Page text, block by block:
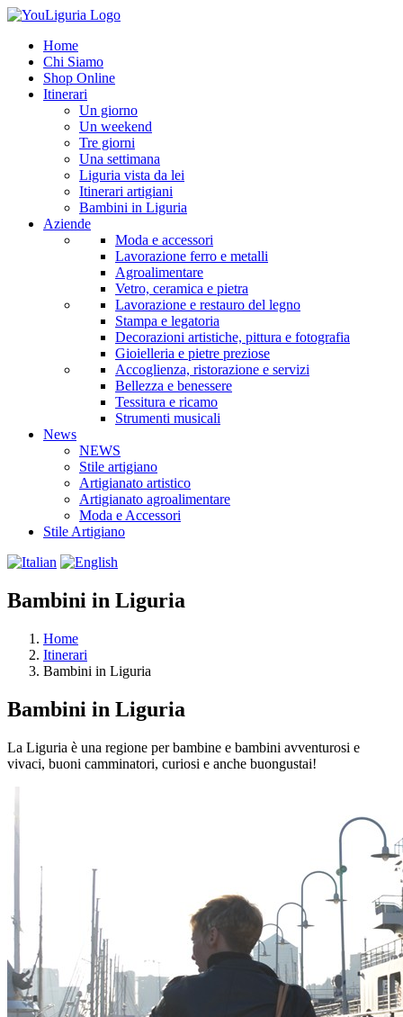
Home
Chi Siamo
Shop Online
Itinerari
Un giorno
Un weekend
Tre giorni
Una settimana
Liguria vista da lei
Itinerari artigiani
Bambini in Liguria
Aziende
Moda e accessori
Lavorazione ferro e metalli
Agroalimentare
Vetro, ceramica e pietra
Lavorazione e restauro del legno
Stampa e legatoria
Decorazioni artistiche, pittura e fotografia
Gioielleria e pietre preziose
Accoglienza, ristorazione e servizi
Bellezza e benessere
Tessitura e ricamo
Strumenti musicali
News
NEWS
Stile artigiano
Artigianato artistico
Artigianato agroalimentare
Moda e Accessori
Stile Artigiano
Bambini in Liguria
Home
Itinerari
Bambini in Liguria
Bambini in Liguria
La Liguria è una regione per bambine e bambini avventurosi e
vivaci, buoni camminatori, curiosi e anche buongustai!